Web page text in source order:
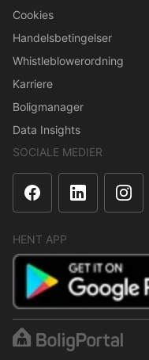
Cookies
Handelsbetingelser
Whistleblowerordning
Karriere
Boligmanager
Data Insights
SOCIALE MEDIER
HENT APP